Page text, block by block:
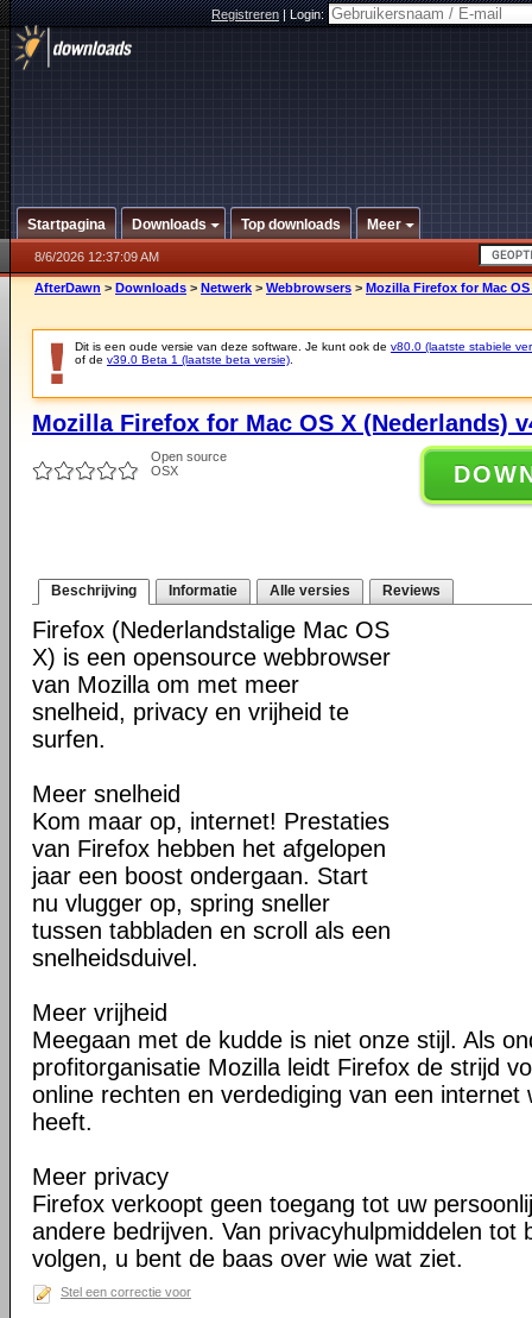
Registreren|Login:
Startpagina Downloads Top downloads Meer
8/6/2026 12:37:09 AM
AfterDawn > Downloads > Netwerk > Webbrowsers > Mozilla Firefox for Mac
Dit is een oude versie van deze software. Je kunt ook de v80.0 (laatste stabiele
of de v39.0 Beta 1 (laatste beta versie)
Mozilla Firefox for Mac OS X (Nederlands)
Open source
OSX
Beschrijving Informatie Alle versies Reviews
Firefox (Nederlandstalige Mac OS
X) is een opensource webbrowser
van Mozilla om met meer
snelheid, privacy en vrijheid te
surfen.
Meer snelheid
Kom maar op, internet! Prestaties
van Firefox hebben het afgelopen
jaar een boost ondergaan. Start
nu vlugger op, spring sneller
tussen tabbladen en scroll als een
snelheidsduivel.
Meer vrijheid
Meegaan met de kudde is niet onze stijl. Als
profitorganisatie Mozilla leidt Firefox de strijd
online rechten en verdediging van een internet
heeft.
Meer privacy
Firefox verkoopt geen toegang tot uw
andere bedrijven. Van privacyhulpmiddelen tot
volgen, u bent de baas over wie wat ziet.
Stel een correctie voor